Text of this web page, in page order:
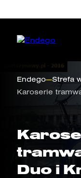
Endego—Strefa
Karoserie
Duo i